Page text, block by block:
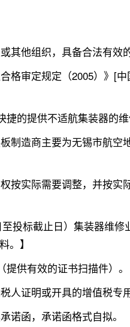
他组织，具备合法有效
审定规定（2005）》[
的提供不适航集装器的维
造商主要为无锡市航空
实际需要调整，并按
投标截止日）集装器维
。】
供有效的证书扫描件）。
证明或开具的增值税专
诺函，承诺函格式自拟。